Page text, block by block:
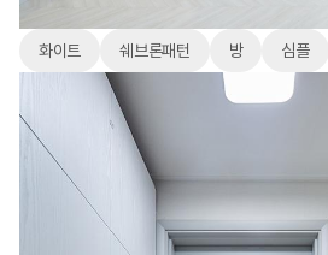
화이트 쉐브론패턴 방 심플